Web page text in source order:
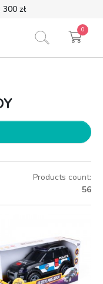
zł
0
Products count:
56